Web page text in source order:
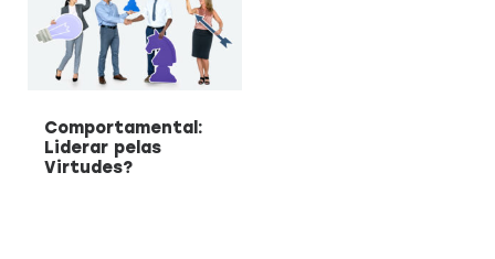
Comportamental:
Liderar pelas
Virtudes?